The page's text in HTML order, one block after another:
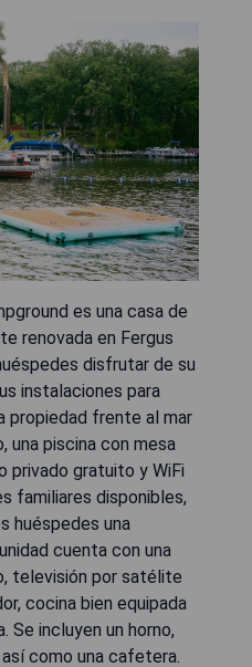
es una casa de
renovada en Fergus
disfrutar de su
instalaciones para
propiedad frente al mar
una piscina con mesa
privado gratuito y WiFi
familiares disponibles,
huéspedes una
cuenta con una
televisión por satélite
cocina bien equipada
Se incluyen un horno,
como una cafetera.